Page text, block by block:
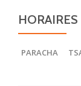
PARACHA